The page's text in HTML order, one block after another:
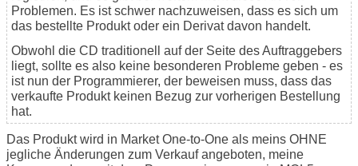
Problemen. Es ist schwer nachzuweisen, dass es sich um
das bestellte Produkt oder ein Derivat davon handelt.
Obwohl die CD traditionell auf der Seite des Auftraggebers
liegt, sollte es also keine besonderen Probleme geben - es
ist nun der Programmierer, der beweisen muss, dass das
verkaufte Produkt keinen Bezug zur vorherigen Bestellung
hat.
Das Produkt wird in Market One-to-One als meins OHNE
jegliche Änderungen zum Verkauf angeboten, meine